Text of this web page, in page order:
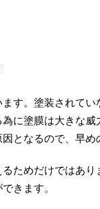
す。塗装されて
に塗膜は大きな威
となるので、早
ためだけではあ
きます。